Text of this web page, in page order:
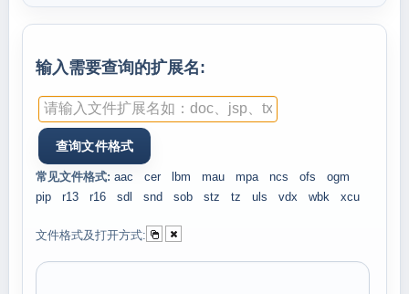
输入需要查询的扩展名:
常见文件格式: aac cer lbm mau mpa ncs ofs
ogm
pip
r13 r16 sdl snd sob stz tz uls vdx wbk xcu
文件格式及打开方式: